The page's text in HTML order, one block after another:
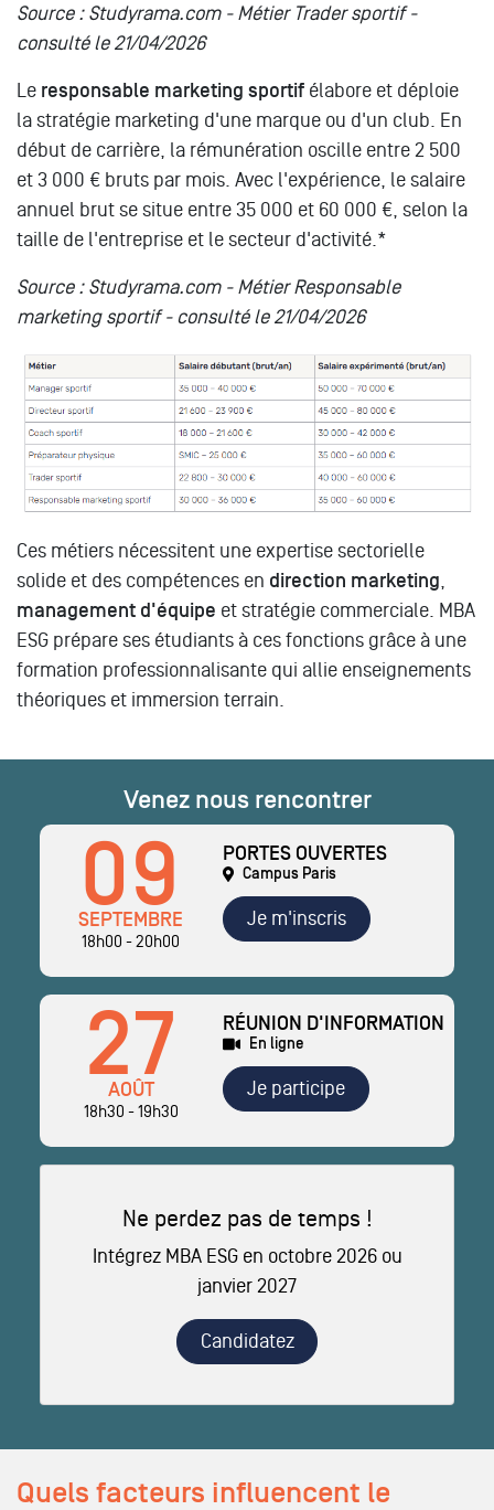
Source : Studyrama.com - Métier Trader sportif -
consulté le 21/04/2026
Le responsable marketing sportif élabore et déploie
la stratégie marketing d'une marque ou d'un club. En
début de carrière, la rémunération oscille entre 2 500
et 3 000 € bruts par mois. Avec l'expérience, le salaire
annuel brut se situe entre 35 000 et 60 000 €, selon la
taille de l'entreprise et le secteur d'activité.*
Source : Studyrama.com - Métier Responsable
marketing sportif - consulté le 21/04/2026
Ces métiers nécessitent une expertise sectorielle
solide et des compétences en direction marketing,
management d'équipe et stratégie commerciale. MBA
ESG prépare ses étudiants à ces fonctions grâce à une
formation professionnalisante qui allie enseignements
théoriques et immersion terrain.
Venez nous rencontrer
09
SEPTEMBRE
18h00 - 20h00
PORTES OUVERTES
Campus Paris
Je m'inscris
27
AOÛT
18h30 - 19h30
RÉUNION D'INFORMATION
En ligne
Je participe
Ne perdez pas de temps !
Intégrez MBA ESG en octobre 2026 ou
janvier 2027
Candidatez
Quels facteurs influencent le